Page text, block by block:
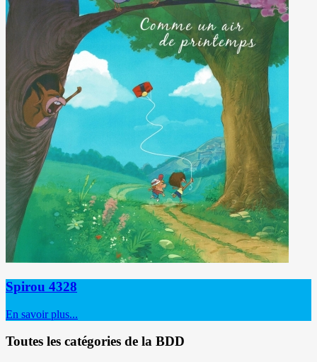
Spirou 4328
En savoir plus...
Toutes les catégories de la BDD